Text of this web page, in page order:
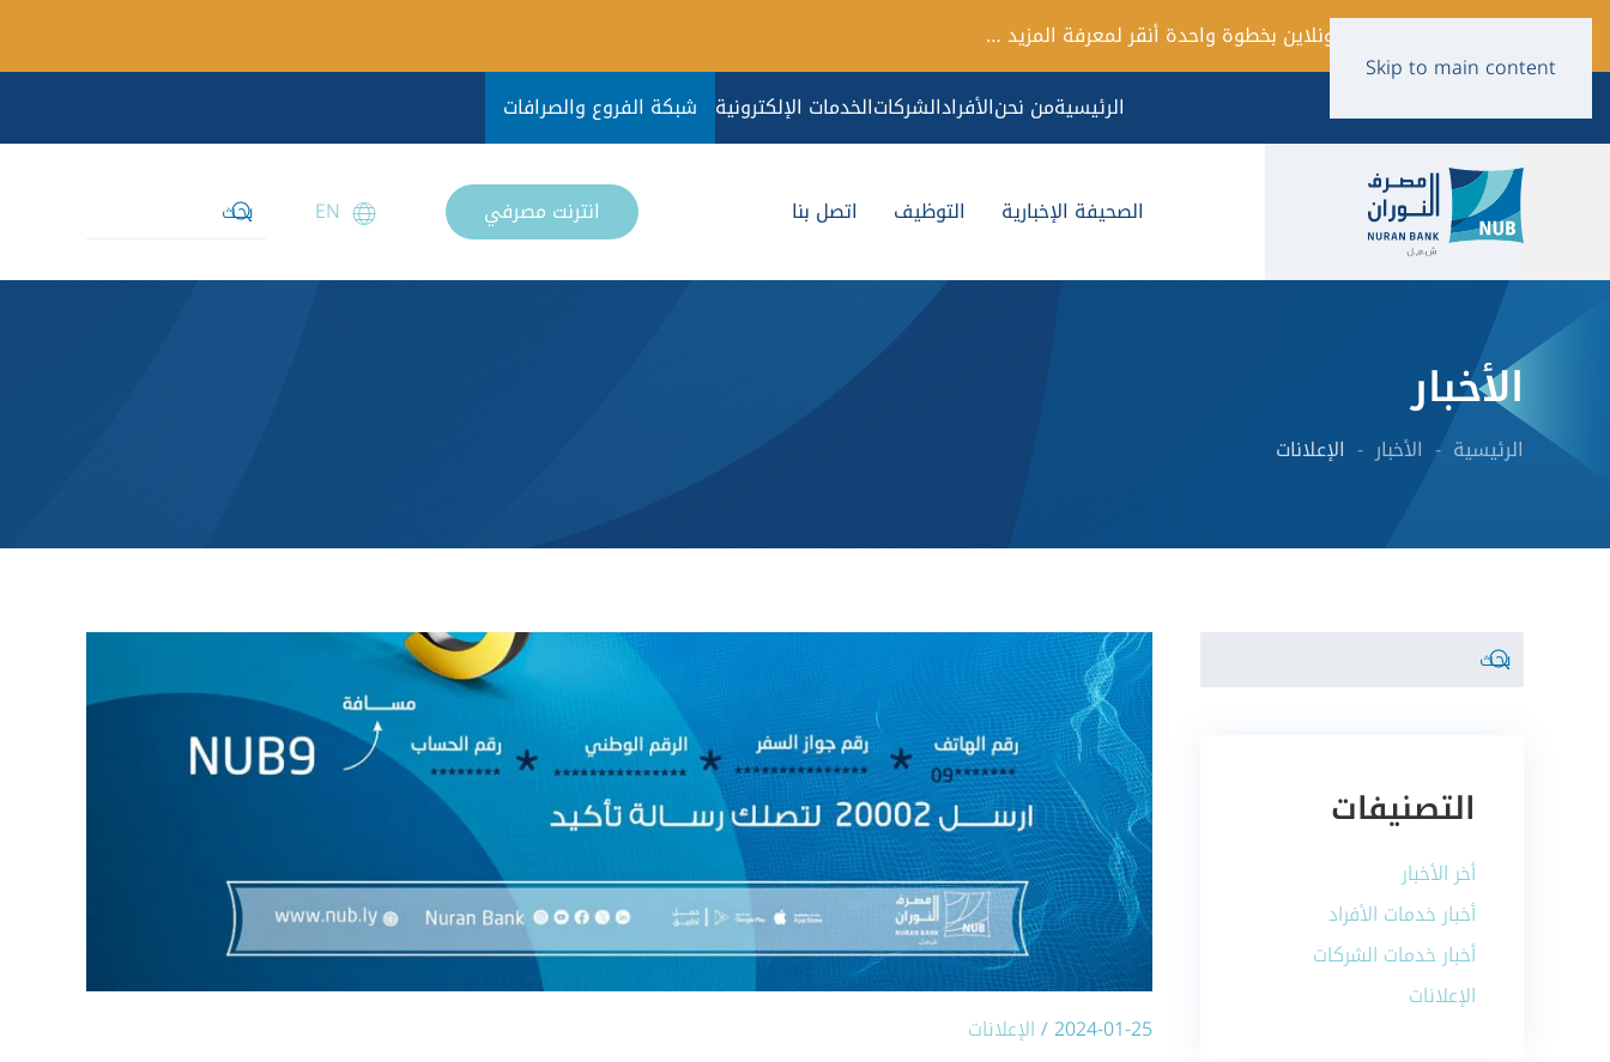
Skip to main content
فتح حساب أونلاين بخطوة واحدة أنقر لمعرفة المزيد …
الرئيسيةمن نحنالأفرادالشركاتالخدمات الإلكترونية شبكة الفروع والصرافات
الصحيفة الإخبارية التوظيف اتصل بنا انترنت مصرفي EN
الأخبار
الرئيسية الأخبار الإعلانات
2024-01-25
/الإعلانات
التصنيفات
أخر الأخبار
أخبار خدمات الأفراد
أخبار خدمات الشركات
الإعلانات